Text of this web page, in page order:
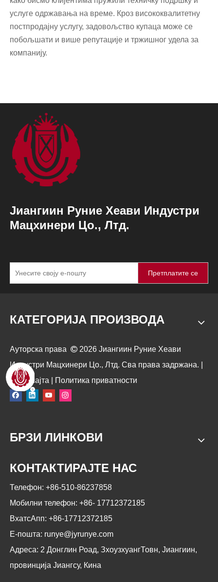
услуге одржавања на време. Кроз висококвалитетну
постпродајну услугу, задовољство купаца може се
побољшати и више репутације и тржишног удела за
компанију.
Јиангиин Руние Хеави Индустри
Мацхинери Цо., Лтд.
Претплатите се
КАТЕГОРИЈА ПРОИЗВОДА
Ауторска права  2026 Јиангиин Руние Хеави
Индустри Мацхинери Цо., Лтд. Сва права задржана. |
Мапа сајта
Политика приватности
БРЗИ ЛИНКОВИ
КОНТАКТИРАЈТЕ НАС
Телефон: +86-510-86237858
Мобилни телефон: +86- 17712372185
ВхатсАпп: +86-17712372185
Е-пошта: runye@jyrunye.com
Адреса: 2 Донглин Роад, ЗхоузхуангТовн, Јиангиин,
провинција Јиангсу, Кина